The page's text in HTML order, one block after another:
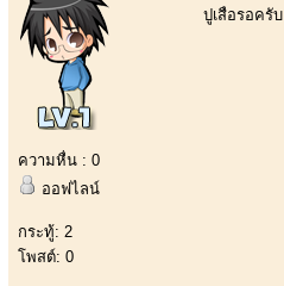
ความหื่น : 0
ออฟไลน์
กระทู้: 2
โพสต์: 0
ปูเสื่อรอครับ